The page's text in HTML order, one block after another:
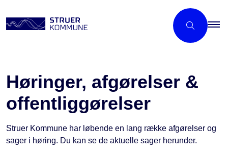
Høringer, afgørelser &
offentliggørelser
Struer Kommune har løbende en lang række afgørelser og
sager i høring. Du kan se de aktuelle sager herunder.